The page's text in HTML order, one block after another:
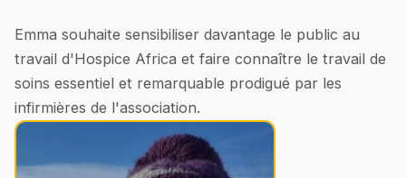
Emma souhaite sensibiliser davantage le public au
travail d'Hospice Africa et faire connaître le travail de
soins essentiel et remarquable prodigué par les
infirmières de l'association.